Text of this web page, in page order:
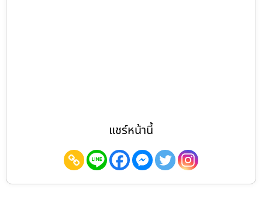
แชร์หน้านี้